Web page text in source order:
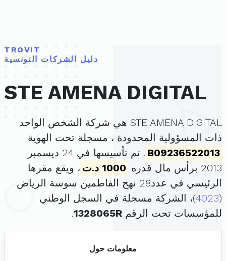
TROVIT
دليل الشركات التونسية
STE AMENA DIGITAL
STE AMENA DIGITAL هي شركة الشخص الواحد
ذات المسؤولية المحدودة ، مسجلة تحت الهوية
B09236522013
. تم تأسيسها في 24 ديسمبر
2013 برأس مال قدره
1000 د.ت
، ويقع مقرها
الرئيسي في عدد28 نهج الفاطمين سوسة الرياض
(
4023)، الشركة مسجلة في السجل الوطني
للمؤسسات تحت الرقم 1328065R
.
معلومات حول